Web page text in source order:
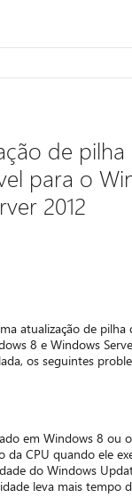
de
para o
2012
atualização de pilha
8 e Windows
os seguintes
em Windows 8 ou
da CPU quando ele
do Windows
leva mais tempo